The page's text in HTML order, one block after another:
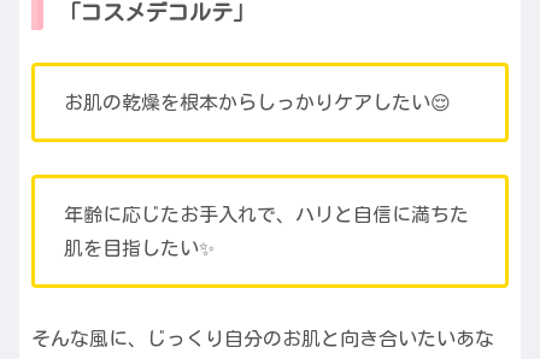
「コスメデコルテ」
お肌の乾燥を根本からしっかりケアしたい😌
年齢に応じたお手入れで、ハリと自信に満ちた
肌を目指したい✨
そんな風に、じっくり自分のお肌と向き合いたいあな